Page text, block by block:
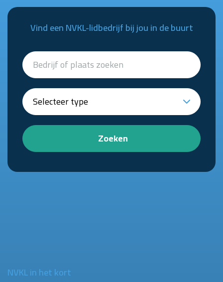
Vind een NVKL-lidbedrijf bij jou in de buurt
Zoeken
NVKL in het kort